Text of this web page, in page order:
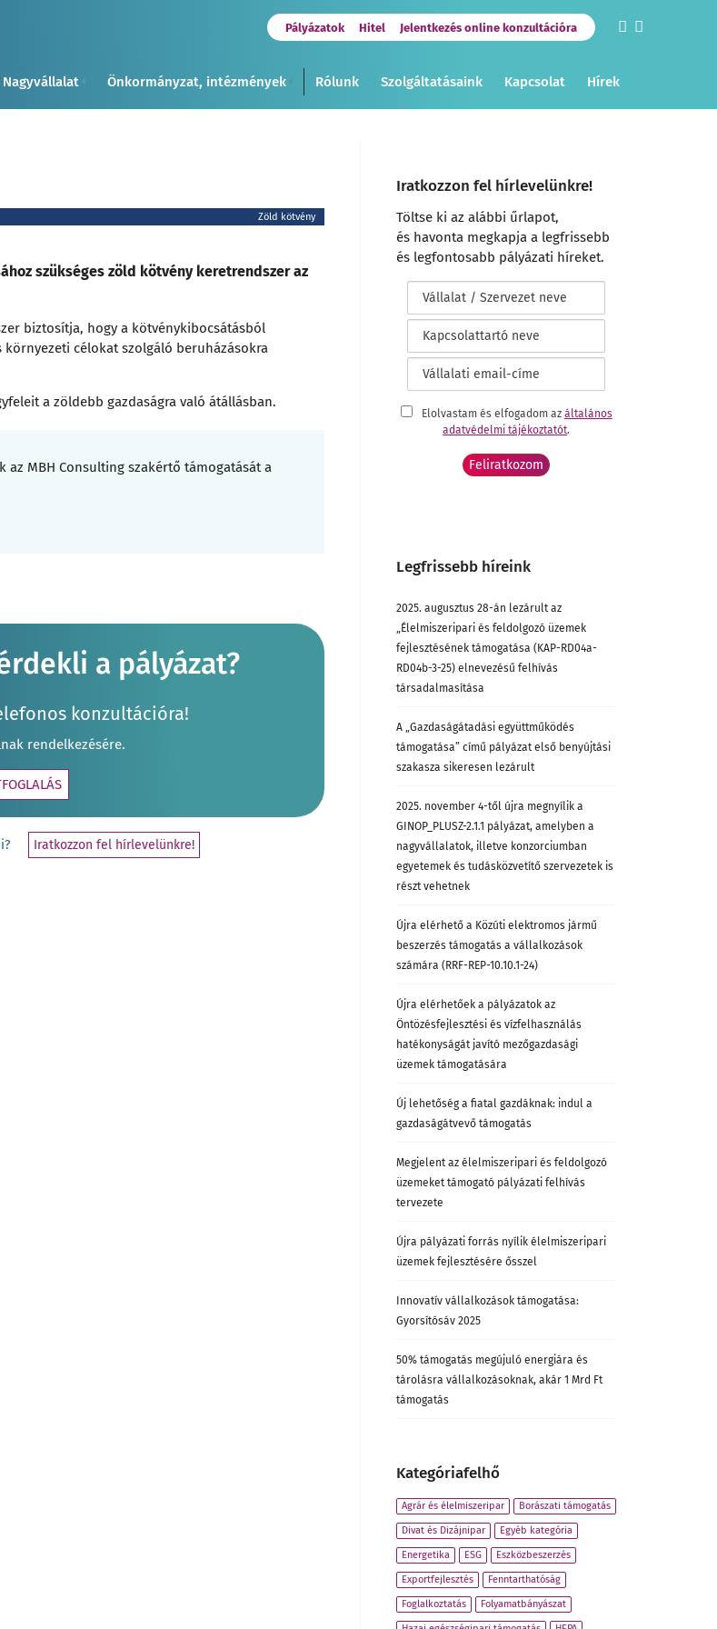
Pályázatok Hitel Jelentkezés online konzultációra
Nagyvállalat Önkormányzat, intézmények Rólunk Szolgáltatásaink Kapcsolat Hírek
Zöld kötvény
szükséges zöld kötvény keretrendszer az
biztosítja, hogy a kötvénykibocsátásból
célokat szolgáló beruházásokra
a zöldebb gazdaságra való átállásban.
az MBH Consulting szakértő támogatását a
a pályázat?
konzultációra!
rendelkezésére.
Iratkozzon fel hírlevelünkre!
Iratkozzon fel hírlevelünkre!
Töltse ki az alábbi űrlapot,
és havonta megkapja a legfrissebb
és legfontosabb pályázati híreket.
Elolvastam és elfogadom az általános
adatvédelmi tájékoztatót.
Legfrissebb híreink
2025. augusztus 28-án lezárult az
„Élelmiszeripari és feldolgozó üzemek
fejlesztésének támogatása (KAP-RD04a-
RD04b-3-25) elnevezésű felhívás
társadalmasítása
A „Gazdaságátadási együttműködés
támogatása” című pályázat első benyújtási
szakasza sikeresen lezárult
2025. november 4-től újra megnyílik a
GINOP_PLUSZ-2.1.1 pályázat, amelyben a
nagyvállalatok, illetve konzorciumban
egyetemek és tudásközvetítő szervezetek is
részt vehetnek
Újra elérhető a Közúti elektromos jármű
beszerzés támogatás a vállalkozások
számára (RRF-REP-10.10.1-24)
Újra elérhetőek a pályázatok az
Öntözésfejlesztési és vízfelhasználás
hatékonyságát javító mezőgazdasági
üzemek támogatására
Új lehetőség a fiatal gazdáknak: indul a
gazdaságátvevő támogatás
Megjelent az élelmiszeripari és feldolgozó
üzemeket támogató pályázati felhívás
tervezete
Újra pályázati forrás nyílik élelmiszeripari
üzemek fejlesztésére ősszel
Innovatív vállalkozások támogatása:
Gyorsítósáv 2025
50% támogatás megújuló energiára és
tárolásra vállalkozásoknak, akár 1 Mrd Ft
támogatás
Kategóriafelhő
Agrár és élelmiszeripar Borászati támogatás
Divat és Dizájnipar Egyéb kategória
Energetika ESG Eszközbeszerzés
Exportfejlesztés Fenntarthatóság
Foglalkoztatás Folyamatbányászat